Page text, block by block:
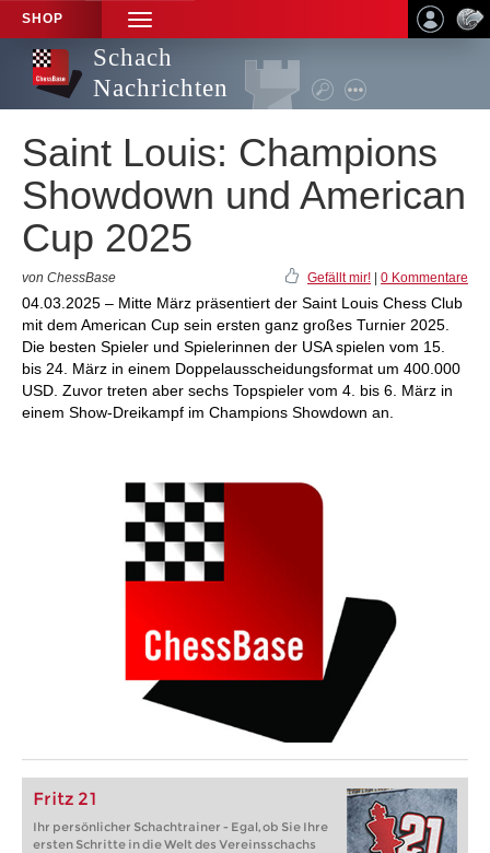
SHOP
TOGGLE
NAVIGATION
Schach
Nachrichten
Saint Louis: Champions
Showdown und American
Cup 2025
von ChessBase Gefällt mir! 0 Kommentare
04.03.2025 – Mitte März präsentiert der Saint Louis Chess Club
mit dem American Cup sein ersten ganz großes Turnier 2025.
Die besten Spieler und Spielerinnen der USA spielen vom 15.
bis 24. März in einem Doppelausscheidungsformat um 400.000
USD. Zuvor treten aber sechs Topspieler vom 4. bis 6. März in
einem Show-Dreikampf im Champions Showdown an.
Fritz 21
Ihr persönlicher Schachtrainer - Egal, ob Sie Ihre
ersten Schritte in die Welt des Vereinsschachs